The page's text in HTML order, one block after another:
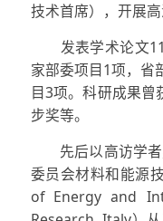
技术首席），开展
发表学术论文
家部委项目1项，省
目3项。科研成果曾
步奖等。
先后以高访学者
委员会材料和能源
of Energy and